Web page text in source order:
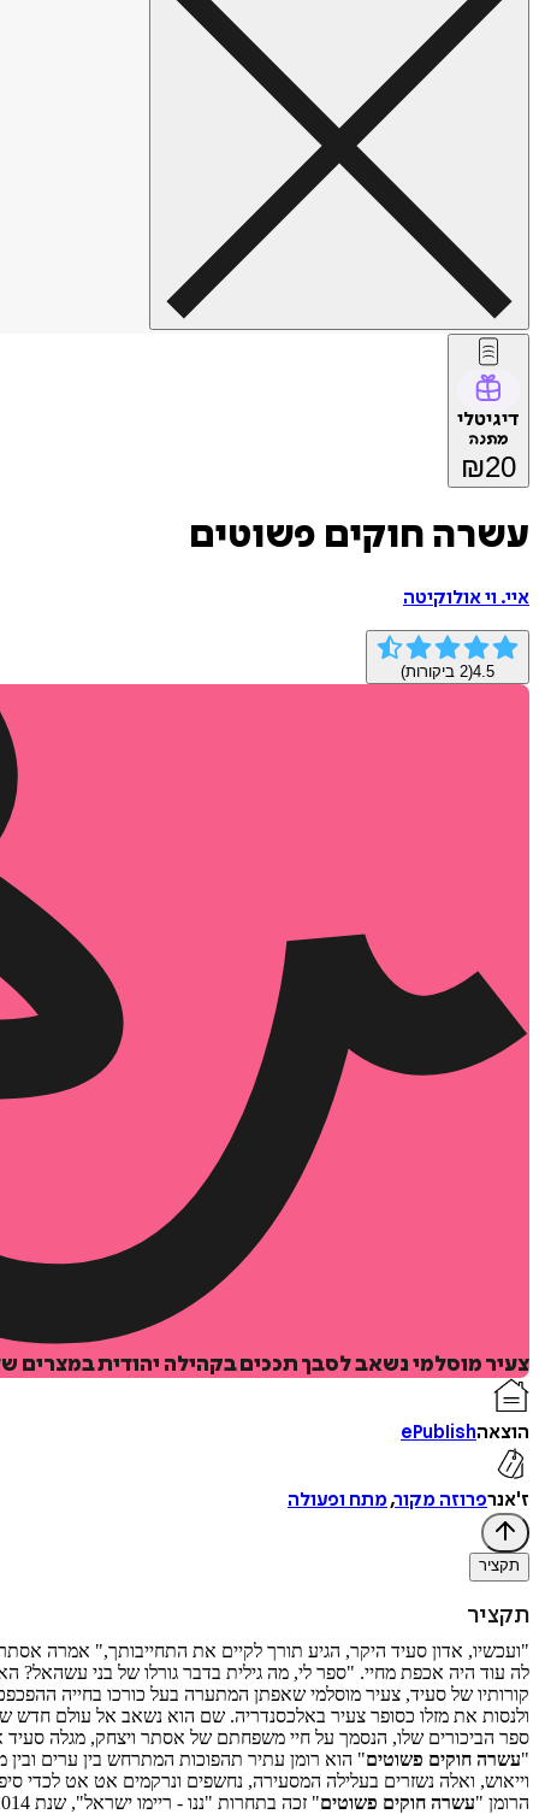
דיגיטלי
מתנה
₪20
עשרה חוקים פשוטים
איי. וי אולוקיטה
4.5
(
2 ביקורות)
צעיר מוסלמי נשאב לסבך תככים בקהילה יהודית במצרים שלאחר מלחמת 73', כשאהבה אסורה וסודות אפלים חושפים את האמת
הוצאהePublish
ז'אנרפרוזה מקור,מתח ופעולה
תקציר
תקציר
"ועכשיו, אדון סעיד היקר, הגיע תורך לקיים את התחייבותך," אמרה
לה עוד היה אכפת מחיי. "ספר לי, מה גילית בדבר גורלו של בני עשהאל?
קורותיו של סעיד, צעיר מוסלמי שאפתן המתערה בעל כורכו בחייה ההפכפכים של
ולנסות את מזלו כסופר צעיר באלכסנדריה. שם הוא נשאב אל עולם חדש
ספר הביכורים שלו, הנסמך על חיי משפחתם של אסתר ויצחק, מגלה סעיד
"עשרה חוקים פשוטים
וייאוש, ואלה נשזרים בעלילה המסעירה, נחשפים ונרקמים אט אט לכדי
הרומן "עשרה חוקים פשוטים" זכה בתחרות "ננו - ריימו ישראל", שנת 2014, והוא ספר הביכורים של